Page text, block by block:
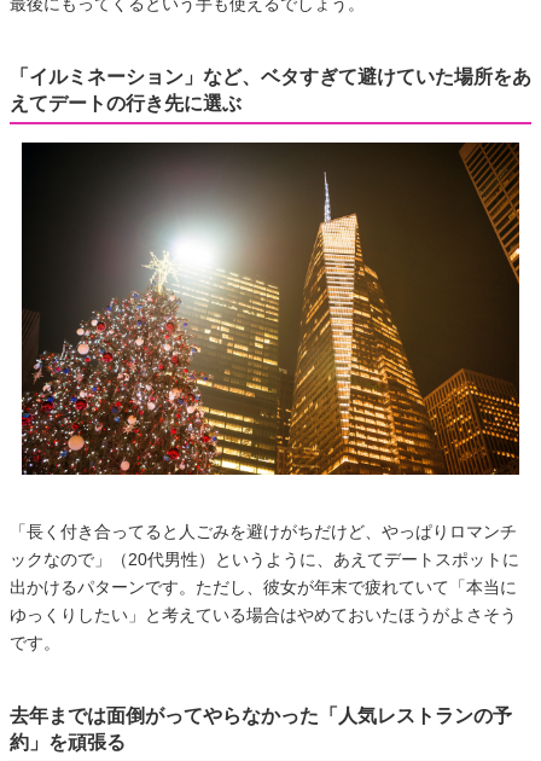
「イルミネーション」など、ベタすぎて避けていた場所をあ
えてデートの行き先に選ぶ
「長く付き合ってると人ごみを避けがちだけど、やっぱりロマンチ
ックなので」（20代男性）というように、あえてデートスポットに
出かけるパターンです。ただし、彼女が年末で疲れていて「本当に
ゆっくりしたい」と考えている場合はやめておいたほうがよさそう
です。
去年までは面倒がってやらなかった「人気レストランの予
約」を頑張る